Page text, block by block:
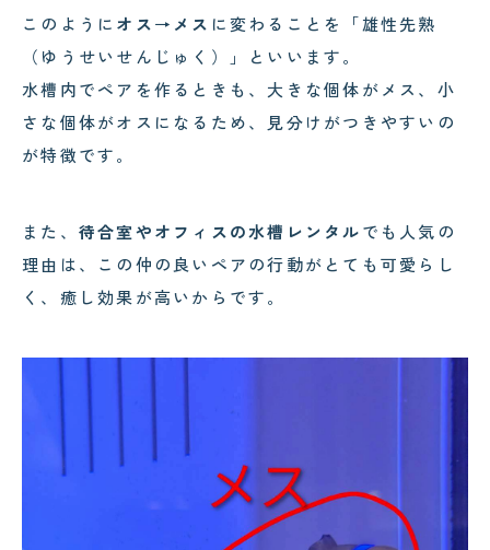
このように オス→メス に変わることを「雄性先熟
（ゆうせいせんじゅく）」といいます。
水槽内でペアを作るときも、大きな個体がメス、小
さな個体がオスになるため、見分けがつきやすいの
が特徴です。
また、 待合室やオフィスの水槽レンタルでも人気の
理由は、この仲の良いペアの行動がとても可愛らし
く、癒し効果が高いからです。